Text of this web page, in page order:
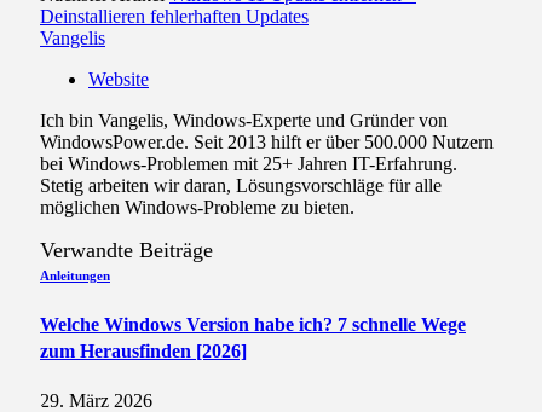
Deinstallieren fehlerhaften Updates
Vangelis
Website
Ich bin Vangelis, Windows-Experte und Gründer von
WindowsPower.de. Seit 2013 hilft er über 500.000 Nutzern
bei Windows-Problemen mit 25+ Jahren IT-Erfahrung.
Stetig arbeiten wir daran, Lösungsvorschläge für alle
möglichen Windows-Probleme zu bieten.
Verwandte Beiträge
Anleitungen
Welche Windows Version habe ich? 7 schnelle Wege
zum Herausfinden [2026]
29. März 2026